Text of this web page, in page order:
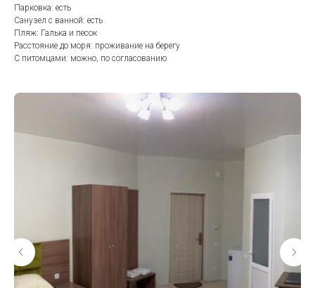
Парковка: есть
Санузел с ванной: есть
Пляж: Галька и песок
Расстояние до моря: проживание на берегу
С питомцами: можно, по согласованию